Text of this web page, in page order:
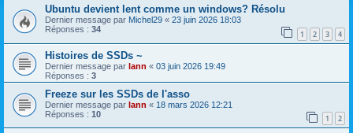
Ubuntu devient lent comme un windows? Résolu
Dernier message par Michel29 « 23 juin 2026 18:03
Réponses : 34 1 2 3 4
Histoires de SSDs ~
Dernier message par lann « 03 juin 2026 19:49
Réponses : 3
Freeze sur les SSDs de l'asso
Dernier message par lann « 18 mars 2026 12:21
Réponses : 10 1 2